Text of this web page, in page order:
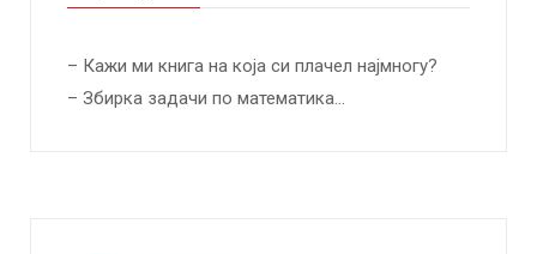
– Кажи ми книга на која си плачел најмногу?
– Збирка задачи по математика…